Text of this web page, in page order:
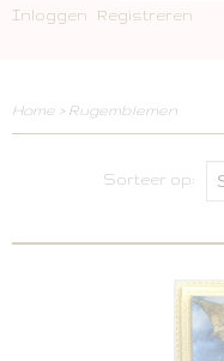
Inloggen Registreren
Home > Rugemblemen
Sorteer op: